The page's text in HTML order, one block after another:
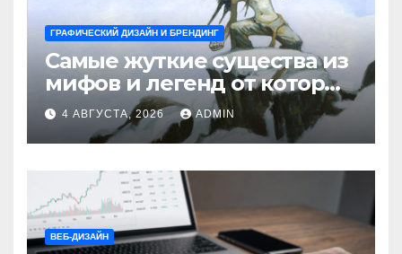
ГРАФИЧЕСКИЙ ДИЗАЙН И БРЕНДИНГ
Самые жуткие существа из
мифов и легенд от которых
стынет кровь
4 АВГУСТА, 2026 ADMIN
ВЕБ-ДИЗАЙН